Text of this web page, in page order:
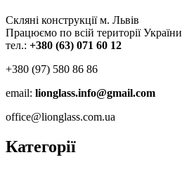
Скляні конструкції м. Львів
Працюємо по всій території України
тел.: +380 (63) 071 60 12
+380 (97) 580 86 86
email: lionglass.info@gmail.com
office@lionglass.com.ua
Категорії